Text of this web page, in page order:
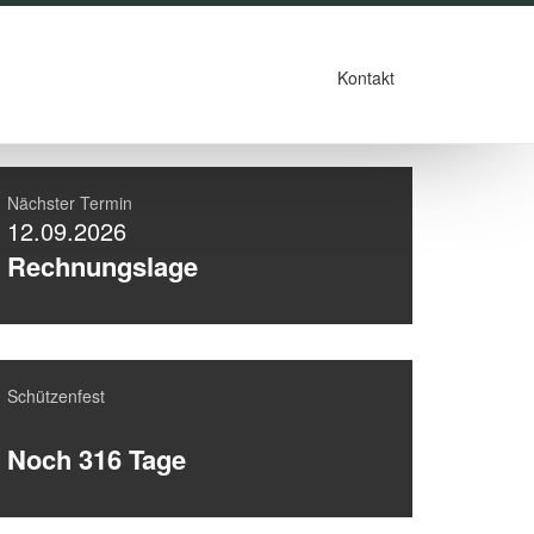
Kontakt
Nächster Termin
12.09.2026
Rechnungslage
Schützenfest
Noch 316 Tage